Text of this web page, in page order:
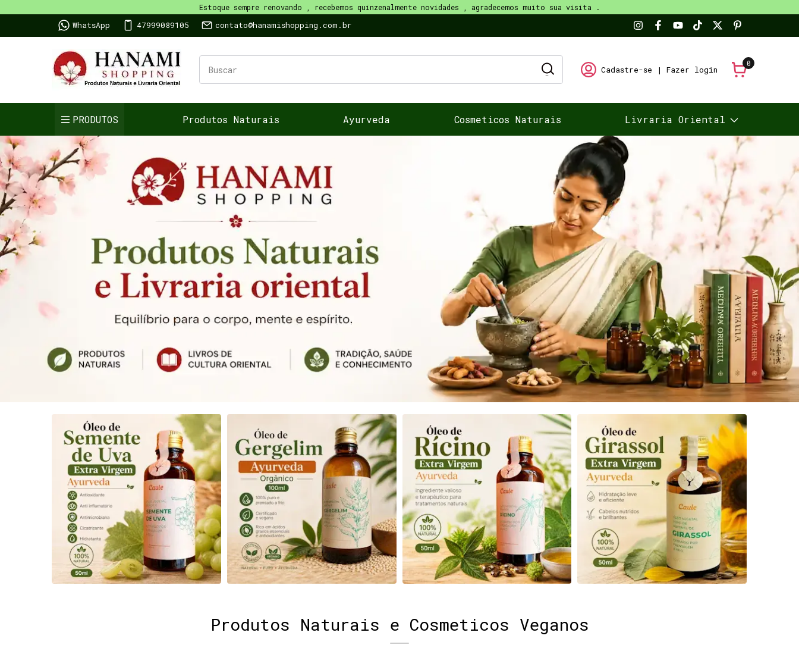
Estoque sempre renovando , recebemos quinzenalmente novidades , agradecemos muito sua visita .
WhatsApp 47999089105 contato@hanamishopping.com.br
Cadastre-se | Fazer login
0
PRODUTOS Produtos Naturais Ayurveda Cosmeticos Naturais Livraria Oriental
Produtos Naturais e Cosmeticos Veganos